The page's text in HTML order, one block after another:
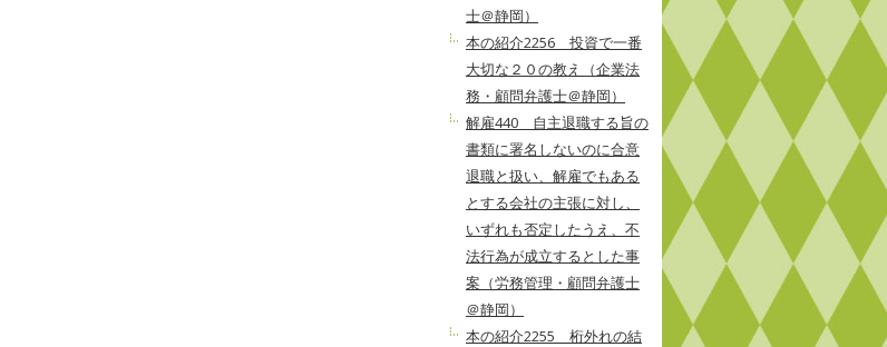
士＠静岡）
本の紹介2256 投資で一番
大切な２０の教え（企業法
務・顧問弁護士＠静岡）
解雇440 自主退職する旨の
書類に署名しないのに合意
退職と扱い、解雇でもある
とする会社の主張に対し、
いずれも否定したうえ、不
法行為が成立するとした事
案（労務管理・顧問弁護士
＠静岡）
本の紹介2255 桁外れの結